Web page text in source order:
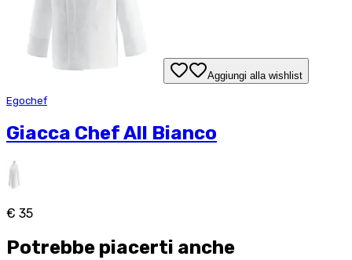
Aggiungi alla wishlist
Egochef
Giacca Chef All Bianco
€ 35
Potrebbe piacerti anche